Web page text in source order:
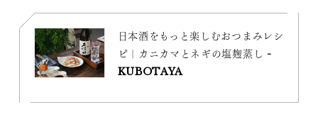
日本酒をもっと楽しむおつまみレシ
ピ｜カニカマとネギの塩麹蒸し -
KUBOTAYA